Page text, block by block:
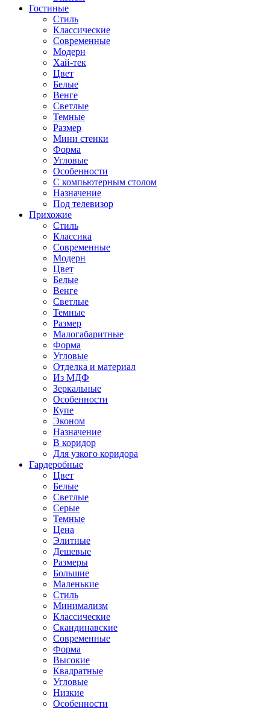
Гостиные
Стиль
Классические
Современные
Модерн
Хай-тек
Цвет
Белые
Венге
Светлые
Темные
Размер
Мини стенки
Форма
Угловые
Особенности
С компьютерным столом
Назначение
Под телевизор
Прихожие
Стиль
Классика
Современные
Модерн
Цвет
Белые
Венге
Светлые
Темные
Размер
Малогабаритные
Форма
Угловые
Отделка и материал
Из МДФ
Зеркальные
Особенности
Купе
Эконом
Назначение
В коридор
Для узкого коридора
Гардеробные
Цвет
Белые
Светлые
Серые
Темные
Цена
Элитные
Дешевые
Размеры
Большие
Маленькие
Стиль
Минимализм
Классические
Скандинавские
Современные
Форма
Высокие
Квадратные
Угловые
Низкие
Особенности